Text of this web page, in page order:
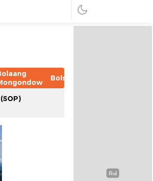
Bolsel